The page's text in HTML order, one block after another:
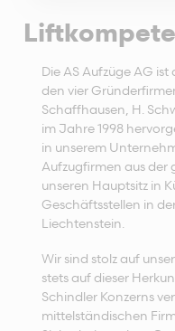
Die AS Aufzüge AG
den vier
Schaffhausen, H.
im Jahre 1998
in unserem
Aufzugfirmen aus der
unseren Hauptsitz in
Geschäftsstellen in
Liechtenstein.
Wir sind stolz auf
stets auf dieser
Schindler Konzerns
mittelständischen